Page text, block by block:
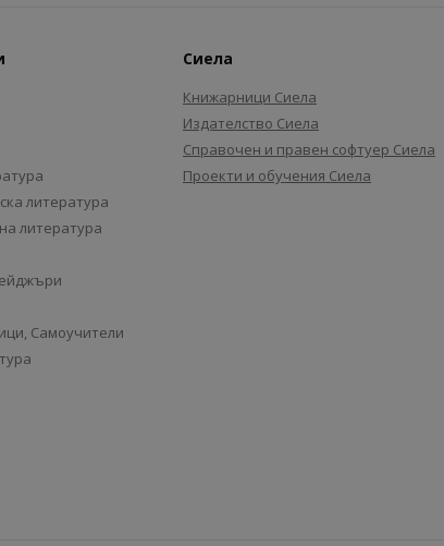
литература
литература
Самоучители
Сиела
Книжарници Сиела
Издателство Сиела
Справочен и правен софтуер Сиела
Проекти и обучения Сиела